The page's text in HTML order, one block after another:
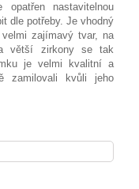
nastavitelnou
dle potřeby. Je vhodný
zajímavý tvar, na
větší zirkony se tak
je velmi kvalitní a
zamilovali kvůli jeho